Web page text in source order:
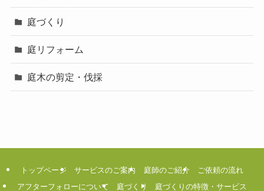
庭づくり
庭リフォーム
庭木の剪定・伐採
トップページ サービスのご案内 庭師のご紹介
ご依頼の流れ
アフターフォローについて
庭づくり 庭づくりの特徴・サービス